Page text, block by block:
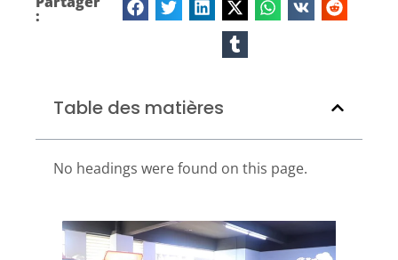
:
Table des matières
No headings were found on this page.